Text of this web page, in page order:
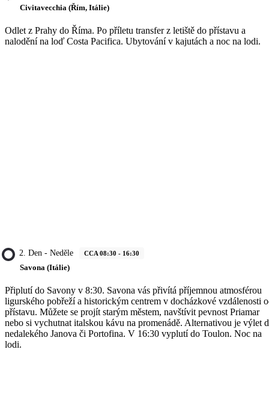
Civitavecchia (Řím, Itálie)
Odlet z Prahy do Říma. Po příletu transfer z letiště do přístavu a
nalodění na loď Costa Pacifica. Ubytování v kajutách a noc na lodi.
2. Den - Neděle CCA 08:30 - 16:30
Savona (Itálie)
Připlutí do Savony v 8:30. Savona vás přivítá příjemnou atmosférou
ligurského pobřeží a historickým centrem v docházkové vzdálenosti
přístavu. Můžete se projít starým městem, navštívit pevnost Priamar
nebo si vychutnat italskou kávu na promenádě. Alternativou je výlet
nedalekého Janova či Portofina. V 16:30 vyplutí do Toulon. Noc na
lodi.